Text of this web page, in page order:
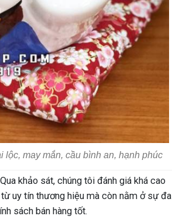
lộc, may mắn, cầu bình an, hạnh phúc
khảo sát, chúng tôi đánh giá khá cao
uy tín thương hiệu mà còn nằm ở sự đa
sách bán hàng tốt.